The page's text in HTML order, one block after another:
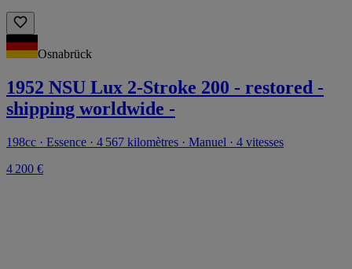
Osnabrück
1952 NSU Lux 2-Stroke 200 - restored -
shipping worldwide -
198cc · Essence · 4 567 kilomètres · Manuel · 4 vitesses
4 200 €